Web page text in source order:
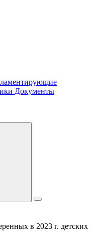
Документы
в 2023 г. детских